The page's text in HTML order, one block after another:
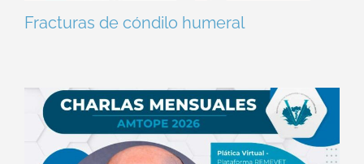
Fracturas de cóndilo humeral